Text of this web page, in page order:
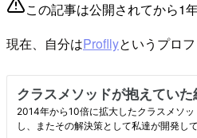
この記事は公開されてから1
現在、自分はProfllyというプロ